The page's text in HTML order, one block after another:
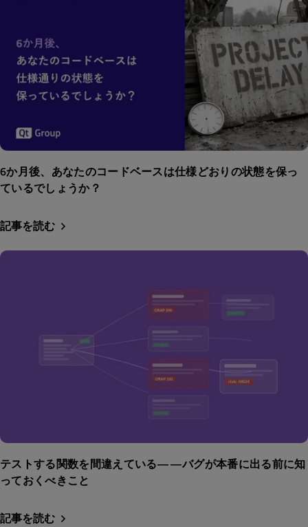
6か月後、あなたのコードベースは仕様どおりの状態を保っ
ているでしょうか？
記事を読む
テストする関数を間違えている——バグが本番に出る前に知
っておくべきこと
記事を読む